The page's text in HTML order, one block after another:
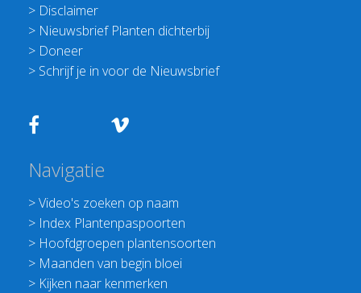
> Disclaimer
> Nieuwsbrief Planten dichterbij
> Doneer
> Schrijf je in voor de Nieuwsbrief
Navigatie
>Video's zoeken op naam
> Index Plantenpaspoorten
> Hoofdgroepen plantensoorten
> Maanden van begin bloei
> Kijken naar kenmerken